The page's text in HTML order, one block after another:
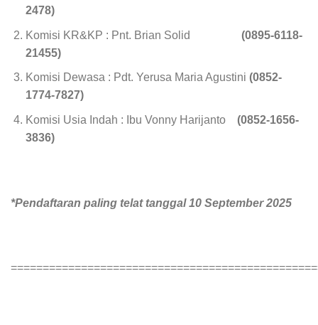
2478)
Komisi KR&KP : Pnt. Brian Solid (0895-6118-
21455)
Komisi Dewasa : Pdt. Yerusa Maria Agustini (0852-
1774-7827)
Komisi Usia Indah : Ibu Vonny Harijanto(0852-1656-
3836)
*Pendaftaran paling telat tanggal 10 September 2025